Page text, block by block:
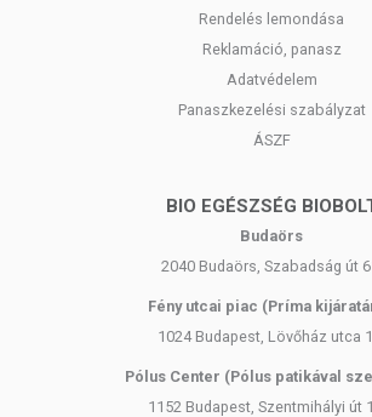
Rendelés lemondása
Reklamáció, panasz
Adatvédelem
Panaszkezelési szabályzat
ÁSZF
BIO EGÉSZSÉG
Budaörs
2040 Budaörs, Szabadság út
Fény utcai piac (Príma
1024 Budapest, Lövőház utca
Pólus Center (Pólus patikával
1152 Budapest, Szentmihályi út